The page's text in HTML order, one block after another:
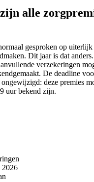
alle
gesproken op
Dit jaar is dat
verzekeringen
De deadline
deze premies
uur bekend zijn.
2026